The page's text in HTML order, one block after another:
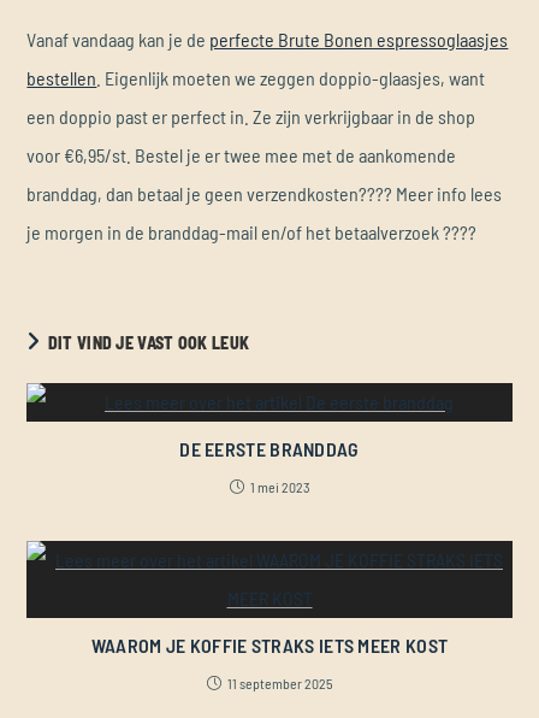
Vanaf vandaag kan je de perfecte Brute Bonen espressoglaasjes
bestellen . Eigenlijk moeten we zeggen doppio-glaasjes, want
een doppio past er perfect in. Ze zijn verkrijgbaar in de shop
voor €6,95/st. Bestel je er twee mee met de aankomende
branddag, dan betaal je geen verzendkosten???? Meer info lees
je morgen in de branddag-mail en/of het betaalverzoek ????
DIT VIND JE VAST OOK LEUK
DE EERSTE BRANDDAG
1 mei 2023
WAAROM JE KOFFIE STRAKS IETS MEER KOST
11 september 2025